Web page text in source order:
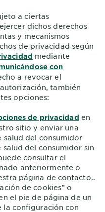
a ciertas
dichos derechos
y mecanismos
de privacidad según
mediante
con
a revocar el
también
opciones:
de privacidad en
sitio y enviar una
del consumidor
del consumidor sin
consultar el
anteriormente o
página de contacto..
de cookies” o
el pie de página de un
la configuración con